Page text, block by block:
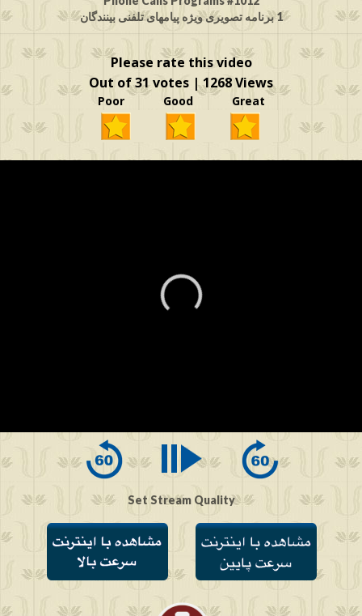
1 برنامه تصویری ویژه پیامهای تلفنی بینندگان
Please rate this video
Out of 31 votes | 1268 Views
Poor Good Great
of
Set Stream Quality